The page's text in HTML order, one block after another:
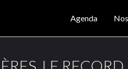
Agenda